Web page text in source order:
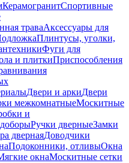
КерамогранитСпортивные
траваАксессуары для
Плинтусы, уголки,
Фуги для
и плиткиПриспособления
Двери и аркиДвери
межкомнатныеМоскитные
и
Ручки дверныеЗамки
двернаяДоводчики
Подоконники, отливыОкна
окнаМоскитные сетки